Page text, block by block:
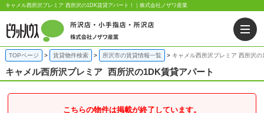
キャメル西所沢プレミア 西所沢の1DK賃貸アパート！｜株式会社ノザワ産業
TOPページ 賃貸物件検索 所沢市の賃貸情報一覧 キャメル西所沢プレミア 西所沢
キャメル西所沢プレミア 西所沢の1DK賃貸アパート
こちらの物件は掲載が終了しています。